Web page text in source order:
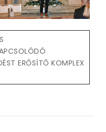
ERŐSÍTŐ KOMPLEX